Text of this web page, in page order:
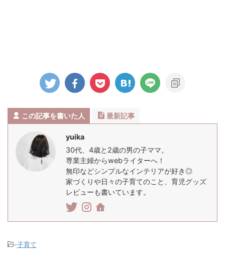
この記事を書いた人 最新記事
yuika
30代、4歳と2歳の男の子ママ。
専業主婦からwebライターへ！
無印などシンプルなインテリアが好き◎
家づくりや日々の子育てのこと、育児グッズ
レビューも書いています。
-子育て